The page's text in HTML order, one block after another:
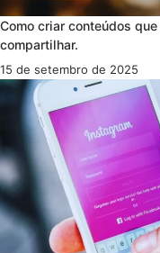
Como criar conteúdos
compartilhar.
15 de setembro de 2025